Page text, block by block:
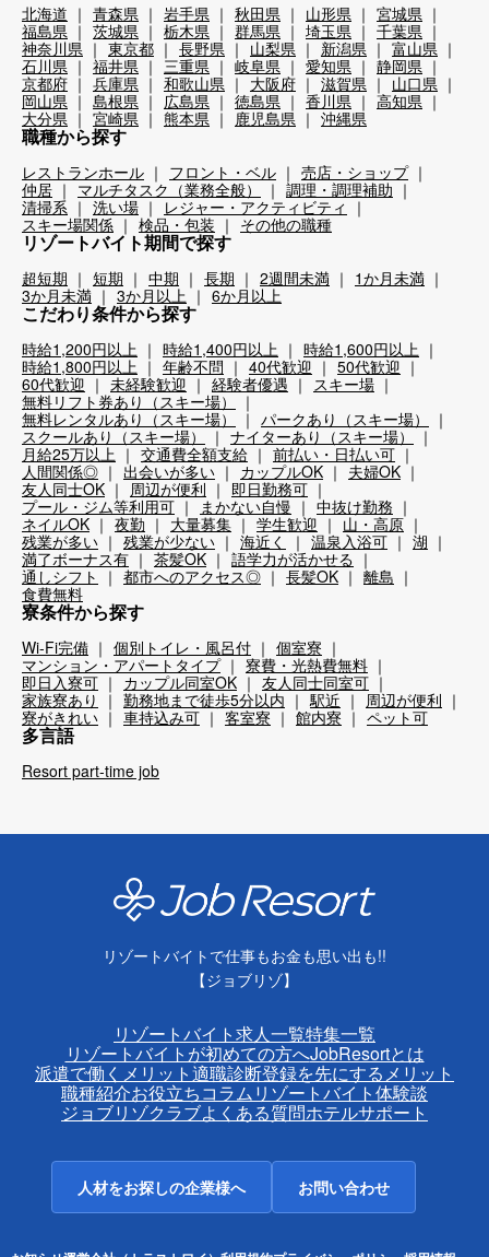
北海道 青森県 岩手県 秋田県 山形県
宮城県
福島県
茨城県 栃木県 群馬県 埼玉県
千葉県
神奈川県
東京都 長野県 山梨県 新潟県
富山県
石川県
福井県 三重県 岐阜県 愛知県
静岡県
京都府
兵庫県 和歌山県 大阪府 滋賀県
山口県
岡山県
島根県 広島県 徳島県 香川県
高知県
大分県
宮崎県 熊本県 鹿児島県 沖縄県
職種から探す
レストランホール フロント・ベル
売店・ショップ
仲居
マルチタスク（業務全般）
調理・調理補助
清掃系
洗い場
レジャー・アクティビティ
スキー場関係
検品・包装 その他の職種
リゾートバイト期間で探す
超短期 短期 中期 長期 2週間未満
1か月未満
3か月未満
3か月以上 6か月以上
こだわり条件から探す
時給1,200円以上 時給1,400円以上
時給1,600円以上
時給1,800円以上
年齢不問 40代歓迎
50代歓迎
60代歓迎
未経験歓迎 経験者優遇
スキー場
無料リフト券あり（スキー場）
無料レンタルあり（スキー場）
パークあり（スキー場）
スクールあり（スキー場）
ナイターあり（スキー場）
月給25万以上
交通費全額支給
前払い・日払い可
人間関係◎
出会いが多い カップルOK
夫婦OK
友人同士OK
周辺が便利
即日勤務可
プール・ジム等利用可
まかない自慢
中抜け勤務
ネイルOK
夜勤 大量募集 学生歓迎
山・高原
残業が多い
残業が少ない 海近く 温泉入浴可
湖
満了ボーナス有
茶髪OK
語学力が活かせる
通しシフト
都市へのアクセス◎ 長髪OK
離島
食費無料
寮条件から探す
Wi-Fi完備 個別トイレ・風呂付
個室寮
マンション・アパートタイプ
寮費・光熱費無料
即日入寮可
カップル同室OK
友人同士同室可
家族寮あり
勤務地まで徒歩5分以内 駅近
周辺が便利
寮がきれい
車持込み可 客室寮 館内寮 ペット可
多言語
Resort part-time job
リゾートバイトで仕事もお金も思い出も!!
【ジョブリゾ】
リゾートバイト求人一覧特集一覧
リゾートバイトが初めての方へJobResortとは
派遣で働くメリット適職診断登録を先にするメリット
職種紹介お役立ちコラムリゾートバイト体験談
ジョブリゾクラブよくある質問ホテルサポート
人材をお探しの企業様へ お問い合わせ